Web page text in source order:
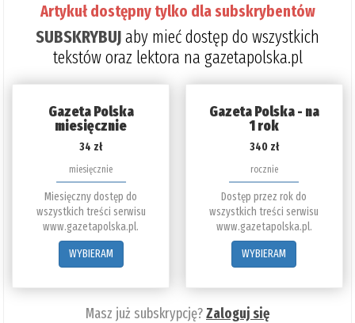
Artykuł dostępny tylko dla subskrybentów
SUBSKRYBUJaby mieć dostęp do wszystkich
tekstów oraz lektora na gazetapolska.pl
Gazeta Polska
miesięcznie
34 zł
miesięcznie
Miesięczny dostęp do
wszystkich treści serwisu
www.gazetapolska.pl.
WYBIERAM
Gazeta Polska - na
1 rok
340 zł
rocznie
Dostęp przez rok do
wszystkich treści serwisu
www.gazetapolska.pl.
WYBIERAM
Masz już subskrypcję?Zaloguj się